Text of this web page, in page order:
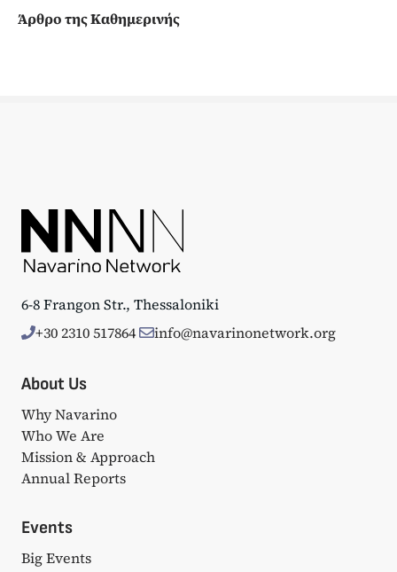
Άρθρο της Καθημερινής
6-8 Frangon Str., Thessaloniki
+30 2310 517864
info@navarinonetwork.org
About Us
Why Navarino
Who We Are
Mission & Approach
Annual Reports
Events
Big Events